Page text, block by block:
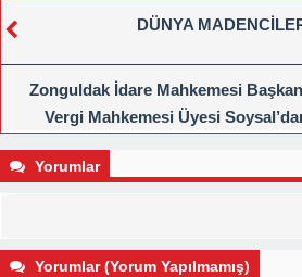
DÜNYA
Zonguldak İdare Mahkemesi
Vergi Mahkemesi Üyesi
Yorumlar
Yorumlar (Yorum Yapılmamış)